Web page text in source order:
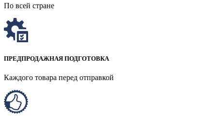
По всей стране
ПРЕДПРОДАЖНАЯ ПОДГОТОВКА
Каждого товара перед отправкой